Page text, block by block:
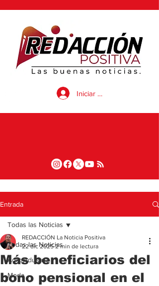
Iniciar sesión
Entrada
Todas las Noticias
Agroindustria
Moda
Todas las Noticias
Más beneficiarios del
bono pensional en el
REDACCIÓN La Noticia Positiva
22 dic 2025 2 min de lectura